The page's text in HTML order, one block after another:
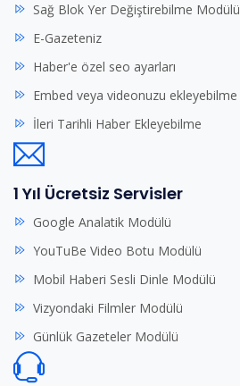
Sağ Blok Yer Değiştirebilme Modülü
E-Gazeteniz
Haber'e özel seo ayarları
Embed veya videonuzu ekleyebilme
İleri Tarihli Haber Ekleyebilme
1 Yıl Ücretsiz Servisler
Google Analatik Modülü
YouTuBe Video Botu Modülü
Mobil Haberi Sesli Dinle Modülü
Vizyondaki Filmler Modülü
Günlük Gazeteler Modülü